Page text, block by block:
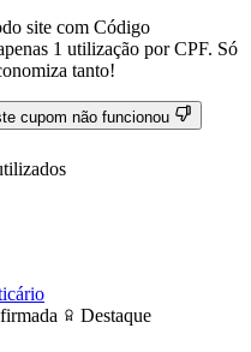
site com Código
1 utilização por CPF. Só
tanto!
cupom não funcionou
Destaque